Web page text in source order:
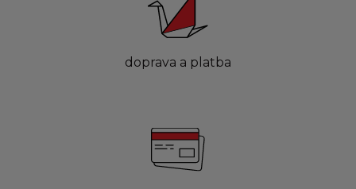
doprava a platba